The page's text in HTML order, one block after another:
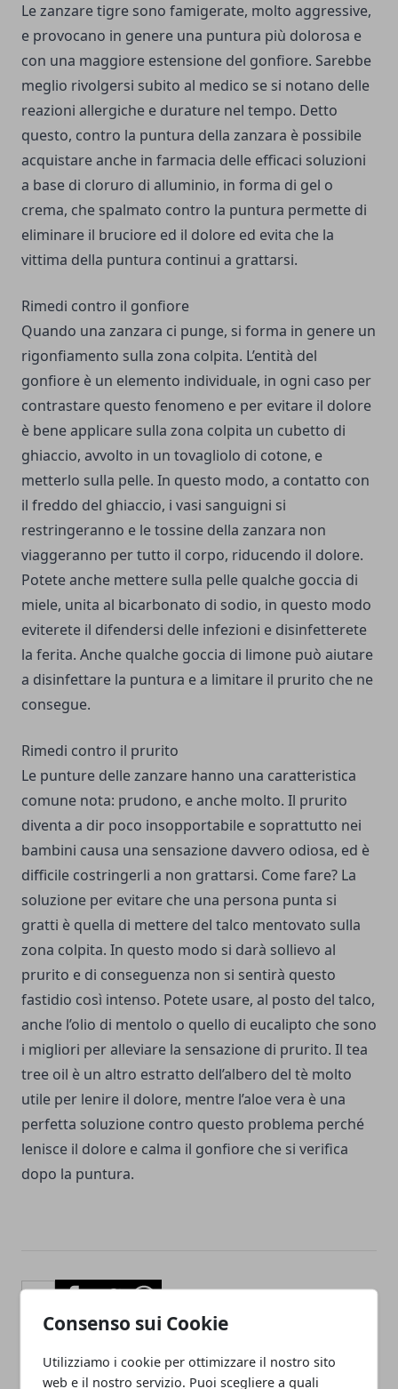
Consenso sui Cookie
Utilizziamo i cookie per ottimizzare il nostro sito
web e il nostro servizio. Puoi scegliere a quali
Le zanzare tigre sono famigerate, molto aggressive,
e provocano in genere una puntura più dolorosa e
con una maggiore estensione del gonfiore. Sarebbe
meglio rivolgersi subito al medico se si notano delle
reazioni allergiche e durature nel tempo. Detto
questo, contro la puntura della zanzara è possibile
acquistare anche in farmacia delle efficaci soluzioni
a base di cloruro di alluminio, in forma di gel o
crema, che spalmato contro la puntura permette di
eliminare il bruciore ed il dolore ed evita che la
vittima della puntura continui a grattarsi.
Rimedi contro il gonfiore
Quando una zanzara ci punge, si forma in genere un
rigonfiamento sulla zona colpita. L’entità del
gonfiore è un elemento individuale, in ogni caso per
contrastare questo fenomeno e per evitare il dolore
è bene applicare sulla zona colpita un cubetto di
ghiaccio, avvolto in un tovagliolo di cotone, e
metterlo sulla pelle. In questo modo, a contatto con
il freddo del ghiaccio, i vasi sanguigni si
restringeranno e le tossine della zanzara non
viaggeranno per tutto il corpo, riducendo il dolore.
Potete anche mettere sulla pelle qualche goccia di
miele, unita al bicarbonato di sodio, in questo modo
eviterete il difendersi delle infezioni e disinfetterete
la ferita. Anche qualche goccia di limone può aiutare
a disinfettare la puntura e a limitare il prurito che ne
consegue.
Rimedi contro il prurito
Le punture delle zanzare hanno una caratteristica
comune nota: prudono, e anche molto. Il prurito
diventa a dir poco insopportabile e soprattutto nei
bambini causa una sensazione davvero odiosa, ed è
difficile costringerli a non grattarsi. Come fare? La
soluzione per evitare che una persona punta si
gratti è quella di mettere del talco mentovato sulla
zona colpita. In questo modo si darà sollievo al
prurito e di conseguenza non si sentirà questo
fastidio così intenso. Potete usare, al posto del talco,
anche l’olio di mentolo o quello di eucalipto che sono
i migliori per alleviare la sensazione di prurito. Il tea
tree oil è un altro estratto dell’albero del tè molto
utile per lenire il dolore, mentre l’aloe vera è una
perfetta soluzione contro questo problema perché
lenisce il dolore e calma il gonfiore che si verifica
dopo la puntura.
Facebook
TwitterWhatsapp